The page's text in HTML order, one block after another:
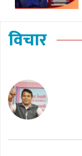
विचार